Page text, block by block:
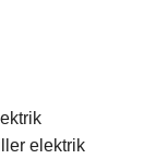
elektrik